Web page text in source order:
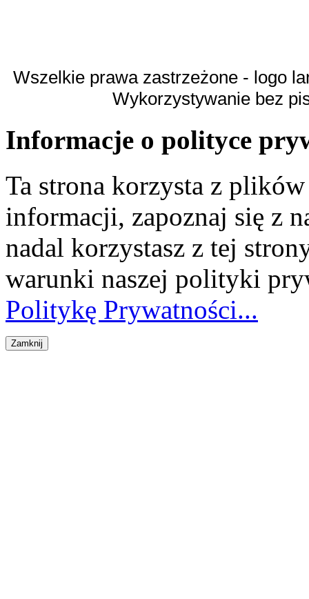
Wszelkie prawa zastrzeżone - logo
Wykorzystywanie bez
Informacje o polityce
Ta strona korzysta z
informacji, zapoznaj się z
nadal korzystasz z tej
warunki naszej polityki
Politykę Prywatności...